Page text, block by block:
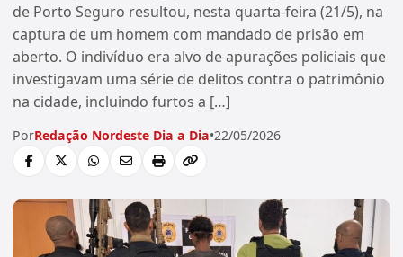
de Porto Seguro resultou, nesta quarta-feira (21/5), na
captura de um homem com mandado de prisão em
aberto. O indivíduo era alvo de apurações policiais que
investigavam uma série de delitos contra o patrimônio
na cidade, incluindo furtos a […]
PorRedação Nordeste Dia a Dia•22/05/2026